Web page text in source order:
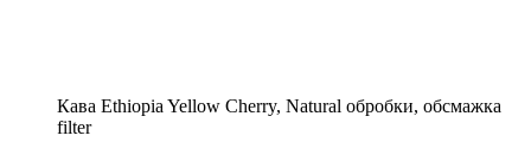
Кава Ethiopia Yellow Cherry, Natural обробки, обсмажка
filter